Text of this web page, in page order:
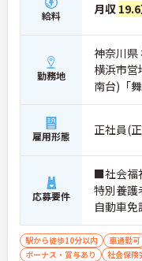
給料 月収
勤務地
神奈川県
横浜市営
南台)「
雇用形態 正社員(
応募要件
■社会福
特別養
自動車免
駅から徒歩10分以内 車通勤可
ボーナス・賞与あり
社会保険